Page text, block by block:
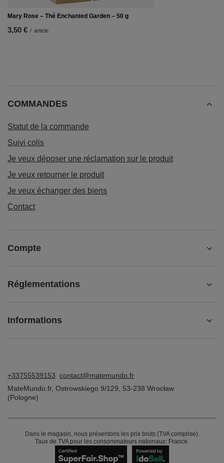
Mary Rose – Thé Enchanted Garden – 50 g
3,50 € / article
COMMANDES
Statut de la commande
Suivi colis
Je veux déposer une réclamation sur le produit
Je veux retourner le produit
Je veux échanger des biens
Contact
Compte
Réglementations
Informations
+33755539153 contact@matemundo.fr
MateMundo.fr, Ostrowskiego 9/129 53-238 Wrocław
(Pologne)
Dans le magasin, nous présentons les prix bruts (TVA comprise).
Taux de TVA pour les consommateurs nationaux: France.